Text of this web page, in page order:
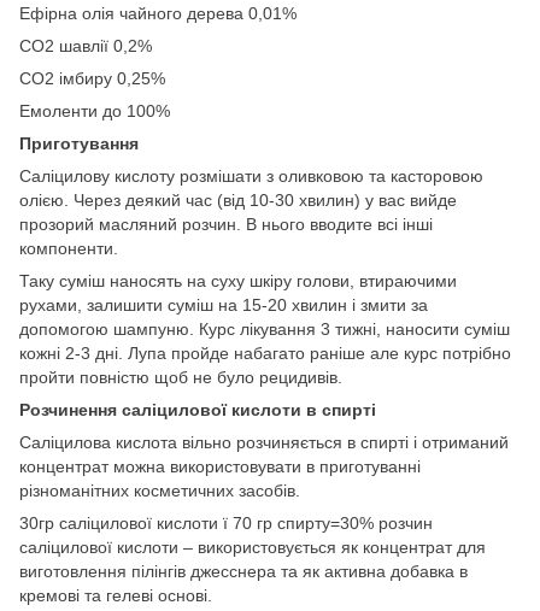
Ефірна олія чайного дерева 0,01%
СО2 шавлії 0,2%
СО2 імбиру 0,25%
Емоленти до 100%
Приготування
Саліцилову кислоту розмішати з оливковою та касторовою
олією. Через деякий час (від 10-30 хвилин) у вас вийде
прозорий масляний розчин. В нього вводите всі інші
компоненти.
Таку суміш наносять на суху шкіру голови, втираючими
рухами, залишити суміш на 15-20 хвилин і змити за
допомогою шампуню. Курс лікування 3 тижні, наносити суміш
кожні 2-3 дні. Лупа пройде набагато раніше але курс потрібно
пройти повністю щоб не було рецидивів.
Розчинення саліцилової кислоти в спирті
Саліцилова кислота вільно розчиняється в спирті і отриманий
концентрат можна використовувати в приготуванні
різноманітних косметичних засобів.
30гр саліцилової кислоти ї 70 гр спирту=30% розчин
саліцилової кислоти – використовується як концентрат для
виготовлення пілінгів джесснера та як активна добавка в
кремові та гелеві основі.